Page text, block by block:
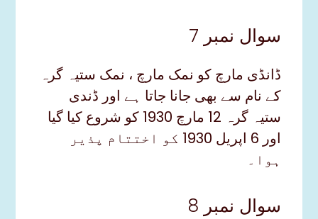
سوال نمبر 7
ڈانڈی مارچ کو نمک مارچ ، نمک ستیہ گرہ
کے نام سے بھی جانا جاتا ہے اور ڈندی
ستیہ گرہ 12 مارچ 1930 کو شروع کیا گیا
اور 6 اپریل 1930 کو اختتام پذیر
ہوا۔
سوال نمبر 8